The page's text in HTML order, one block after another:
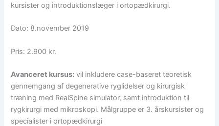
kursister og introduktionslæger i ortopædkirurgi.
Dato: 8.november 2019
Pris: 2.900 kr.
Avanceret kursus: vil inkludere case-baseret teoretisk
gennemgang af degenerative ryglidelser og kirurgisk
træning med RealSpine simulator, samt introduktion til
rygkirurgi med mikroskopi. Målgruppe er 3. årskursister og
specialister i ortopædkirurgi